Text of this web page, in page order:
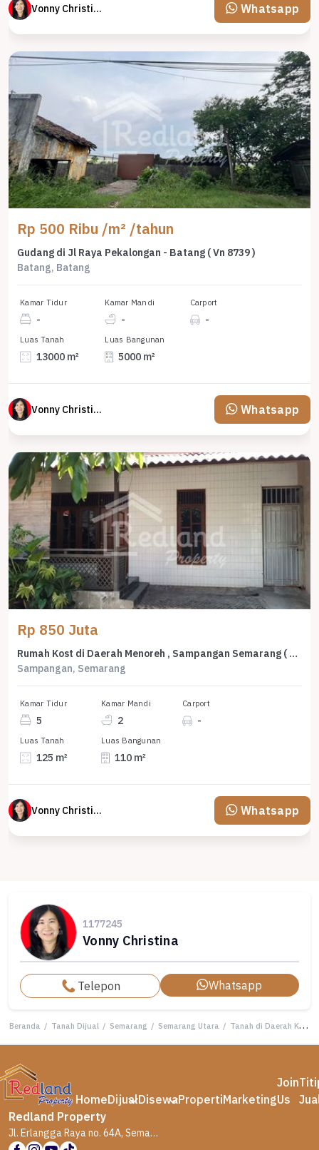
Vonny Christina Whatsapp
Rp 500 Ribu /m² /tahun
Gudang di Jl Raya Pekalongan - Batang ( Vn 8739 )
Batang, Batang
Kamar Tidur
-
Kamar Mandi
-
Carport
-
Luas Tanah
13000 m²
Luas Bangunan
5000 m²
Vonny Christina Whatsapp
Rp 850 Juta
Rumah Kost di Daerah Menoreh , Sampangan Semarang ( Vn 8738)
Sampangan, Semarang
Kamar Tidur
5
Kamar Mandi
2
Carport
-
Luas Tanah
125 m²
Luas Bangunan
110 m²
Vonny Christina Whatsapp
1177245
Vonny Christina
Telepon Whatsapp
Beranda / Tanah Dijual / Semarang / Semarang Utara / Tanah di Daerah Kuningan , Semarang Utara ( Tt Vn Si 8353 )
HomeDijualDisewaPropertiMarketing
Join
Us
Redland Property
Jl. Erlangga Raya no. 64A, Semarang